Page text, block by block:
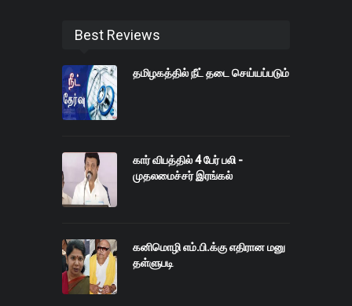
Best Reviews
தமிழகத்தில் நீட் தடை செய்யப்படும்
கார் விபத்தில் 4 பேர் பலி -
முதலமைச்சர் இரங்கல்
கனிமொழி எம்.பி.க்கு எதிரான மனு
தள்ளுபடி